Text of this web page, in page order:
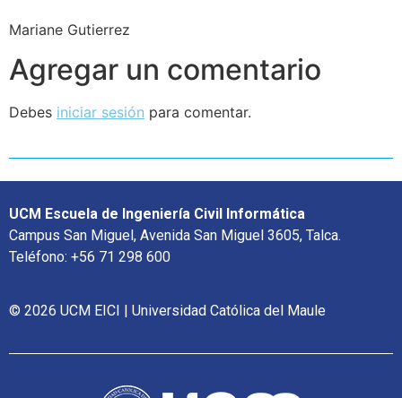
Mariane Gutierrez
Agregar un comentario
Debes iniciar sesión para comentar.
UCM Escuela de Ingeniería Civil Informática
Campus San Miguel, Avenida San Miguel 3605, Talca.
Teléfono: +56 71 298 600
© 2026 UCM EICI | Universidad Católica del Maule